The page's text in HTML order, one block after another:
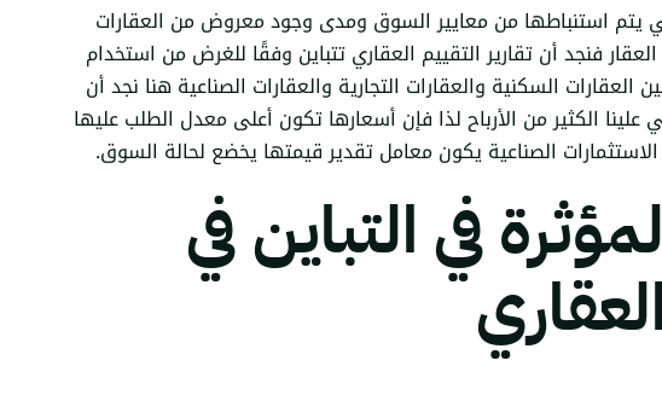
يتم استنباطها من معايير السوق ومدى وجود معروض من العقارات
فنجد أن تقارير التقييم العقاري تتباين وفقًا للغرض من استخدام
السكنية والعقارات التجارية والعقارات الصناعية هنا نجد أن
الكثير من الأرباح لذا فإن أسعارها تكون أعلى معدل الطلب عليها
الصناعية يكون معامل تقدير قيمتها يخضع لحالة السوق.
في التباين في